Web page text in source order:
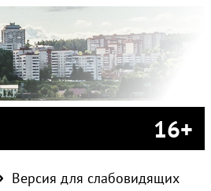
16+
Версия для слабовидящих